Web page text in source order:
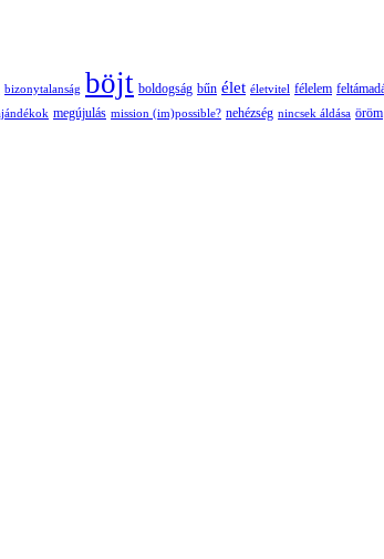
bizonytalanság böjt boldogság bűn élet életvitel félelem
megújulás mission (im)possible? nehézség nincsek áldása öröm